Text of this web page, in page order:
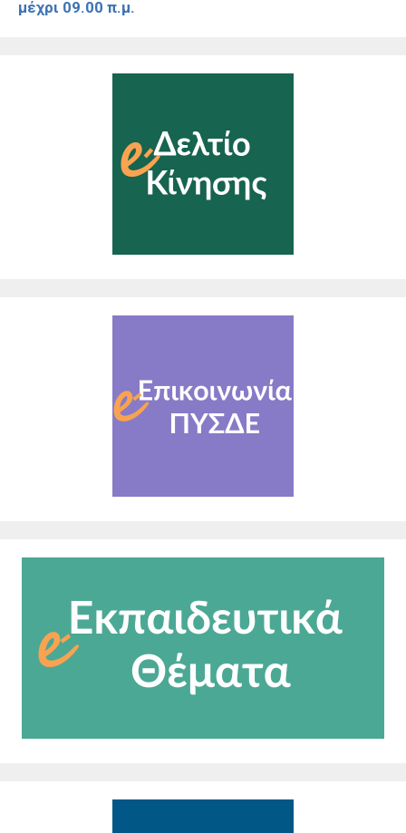
μέχρι 09.00 π.μ.